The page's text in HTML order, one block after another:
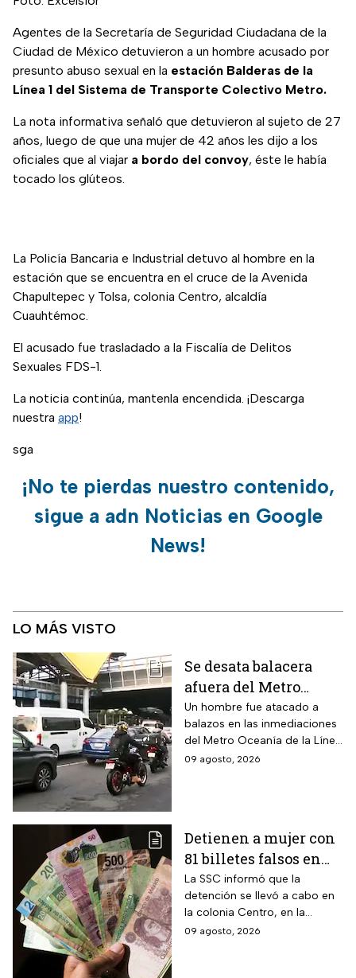
Agentes de la Secretaría de Seguridad Ciudadana de la
Ciudad de México detuvieron a un hombre acusado por
presunto abuso sexual en la estación Balderas de la
Línea 1 del Sistema de Transporte Colectivo Metro.
La nota informativa señaló que detuvieron al sujeto de 27
años, luego de que una mujer de 42 años les dijo a los
oficiales que al viajar a bordo del convoy, éste le había
tocado los glúteos.
La Policía Bancaria e Industrial detuvo al hombre en la
estación que se encuentra en el cruce de la Avenida
Chapultepec y Tolsa, colonia Centro, alcaldía
Cuauhtémoc.
El acusado fue trasladado a la Fiscalía de Delitos
Sexuales FDS-1.
La noticia continúa, mantenla encendida. ¡Descarga
nuestra app!
sga
¡No te pierdas nuestro contenido,
sigue a adn Noticias en Google
News!
LO MÁS VISTO
Se desata balacera
afuera del Metro
Oceanía en la CDMX;
hay heridos
Un hombre fue atacado a
balazos en las inmediaciones
del Metro Oceanía de la Línea
B del Metro CDMX.
09 agosto, 2026
Detienen a mujer con
81 billetes falsos en
CDMX: ¿Cómo
identificar “dinero
patito”?
La SSC informó que la
detención se llevó a cabo en
la colonia Centro, en la
alcaldía Cuauhtémoc; llevaba
09 agosto, 2026